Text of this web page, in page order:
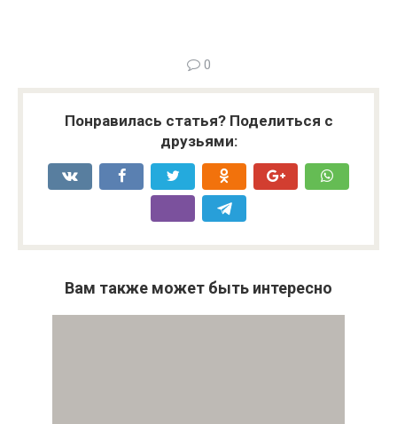
0
Понравилась статья? Поделиться с
друзьями:
Вам также может быть интересно